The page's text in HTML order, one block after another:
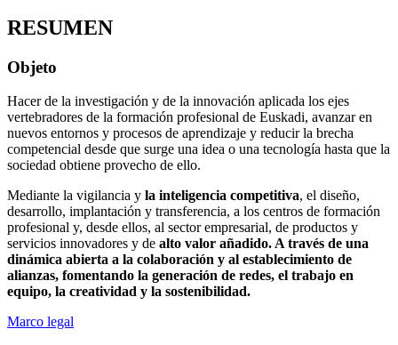
RESUMEN
Objeto
Hacer de la investigación y de la innovación aplicada los ejes
vertebradores de la formación profesional de Euskadi, avanzar en
nuevos entornos y procesos de aprendizaje y reducir la brecha
competencial desde que surge una idea o una tecnología hasta que la
sociedad obtiene provecho de ello.
Mediante la vigilancia y la inteligencia competitiva, el diseño,
desarrollo, implantación y transferencia, a los centros de formación
profesional y, desde ellos, al sector empresarial, de productos y
servicios innovadores y de alto valor añadido. A través de una
dinámica abierta a la colaboración y al establecimiento de
alianzas, fomentando la generación de redes, el trabajo en
equipo, la creatividad y la sostenibilidad.
Marco legal